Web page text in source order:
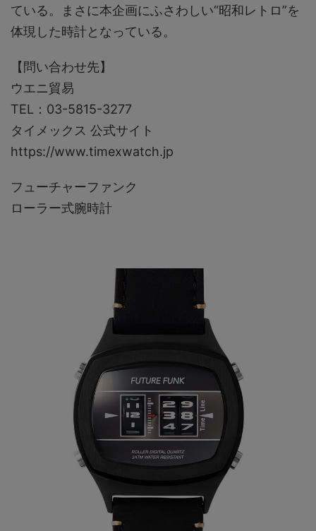
ている。まさに本企画にふさわしい“昭和レトロ”を
体現した時計となっている。
【問い合わせ先】
ウエニ貿易
TEL：03-5815-3277
タイメックス 公式サイト
https://www.timexwatch.jp
フューチャーファンク
ローラー式腕時計